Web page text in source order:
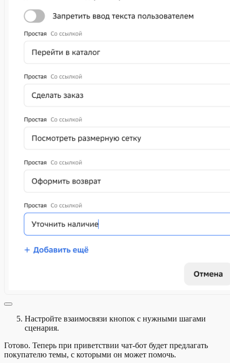
Настройте взаимосвязи кнопок с нужными шагами
сценария.
Готово. Теперь при приветствии чат-бот будет предлагать
покупателю темы, с которыми он может помочь.